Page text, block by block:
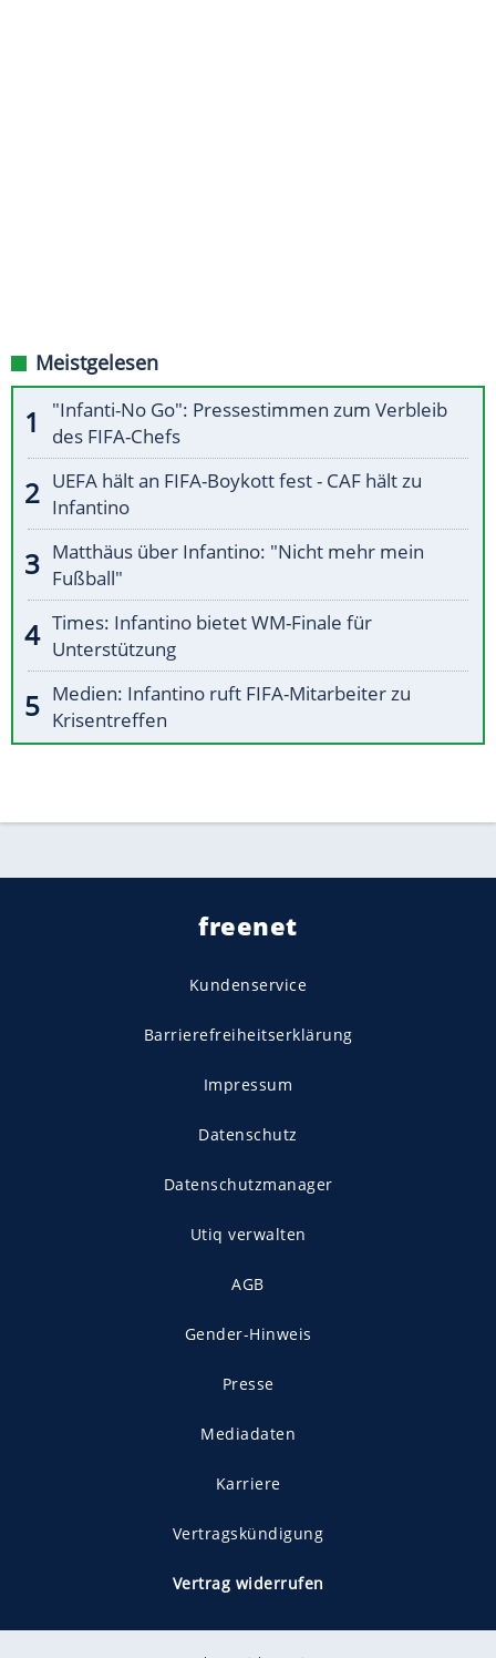
Meistgelesen
"Infanti-No Go": Pressestimmen zum Verbleib
des FIFA-Chefs
UEFA hält an FIFA-Boykott fest - CAF hält zu
Infantino
Matthäus über Infantino: "Nicht mehr mein
Fußball"
Times: Infantino bietet WM-Finale für
Unterstützung
Medien: Infantino ruft FIFA-Mitarbeiter zu
Krisentreffen
freenet
Kundenservice
Barrierefreiheitserklärung
Impressum
Datenschutz
Datenschutzmanager
Utiq verwalten
AGB
Gender-Hinweis
Presse
Mediadaten
Karriere
Vertragskündigung
Vertrag widerrufen